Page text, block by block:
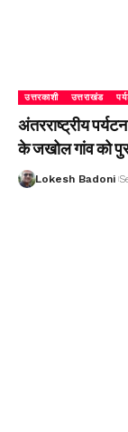
उत्तरकाशी उत्तराखंड
अंतरराष्ट्रीय
के जखोल गांव को
Lokesh Badoni